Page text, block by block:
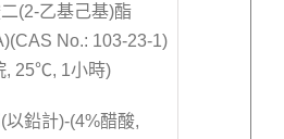
(2-乙基己基)酯
No.: 103-23-1)
, 25℃, 1小時)
以鉛計)-(4%醋酸,